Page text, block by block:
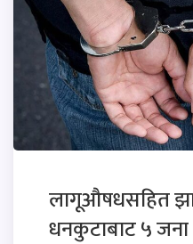
लागूऔषधसहित
धनकुटाबाट ५ जना